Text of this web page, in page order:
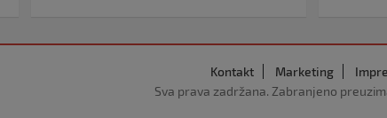
Kontakt Marketing
Sva prava zadržana. Zabranjeno